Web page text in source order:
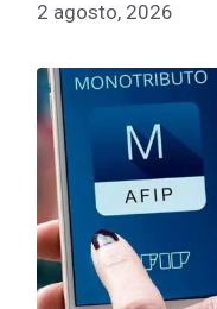
2 agosto, 2026